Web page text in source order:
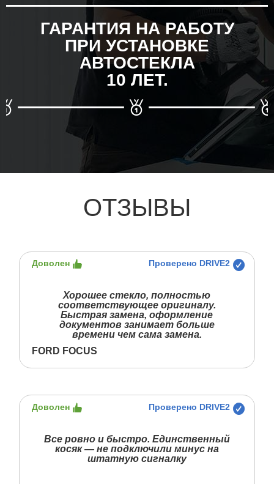
ГАРАНТИЯ НА РАБОТУ
ПРИ УСТАНОВКЕ
АВТОСТЕКЛА
10 ЛЕТ.
ОТЗЫВЫ
Доволен Проверено DRIVE2
Хорошее стекло, полностью
соответствующее оригиналу.
Быстрая замена, оформление
документов занимает больше
времени чем сама замена.
FORD FOCUS
Доволен Проверено DRIVE2
Все ровно и быстро. Единственный
косяк — не подключили минус на
штатную сигналку